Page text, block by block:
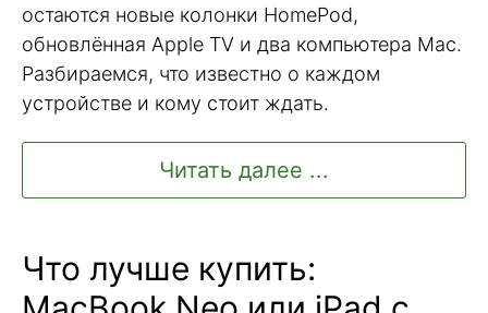
остаются новые колонки HomePod,
обновлённая Apple TV и два компьютера Mac.
Разбираемся, что известно о каждом
устройстве и кому стоит ждать.
Читать далее ...
Что лучше купить: